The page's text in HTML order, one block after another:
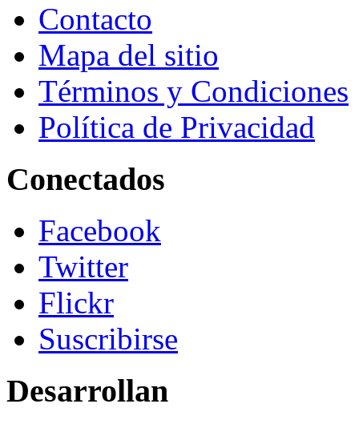
Contacto
Mapa del sitio
Términos y Condiciones
Política de Privacidad
Conectados
Facebook
Twitter
Flickr
Suscribirse
Desarrollan